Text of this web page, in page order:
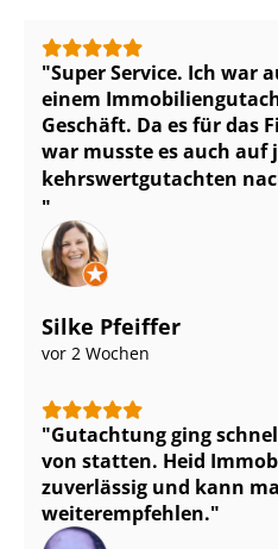
Super Service. Ich war
einem
Geschäft. Da es für das
war musste es auch auf
kehrs­wert­gut­ach­ten
Silke Pfeiffer
vor 2 Wochen
Gutachtung ging
von statten. Heid
zuverlässig und kann
weiterempfehlen.